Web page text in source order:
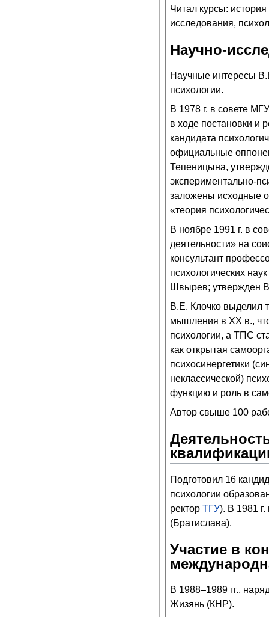
Читал курсы:
исследования,
Научно-
Научные интересы
психологии.
В 1978 г. в совете
в ходе постановки и
кандидата
официальные
Тепеницына,
экспериментально-
заложены исходные
«теория
В ноябре 1991 г. в
деятельности» на
консультант
психологических
Швырев; утвержден
В.Е. Клочко выделил
мышления в ХХ в.,
психологии, а ТПС
как открытая
психосинергетики
неклассической)
функцию и роль в
Автор свыше 100
Подготовил 16
психологии
ректор ТГУ). В 1981
(Братислава).
Участие в
В 1988–1989 гг.,
Жизянь (КНР).